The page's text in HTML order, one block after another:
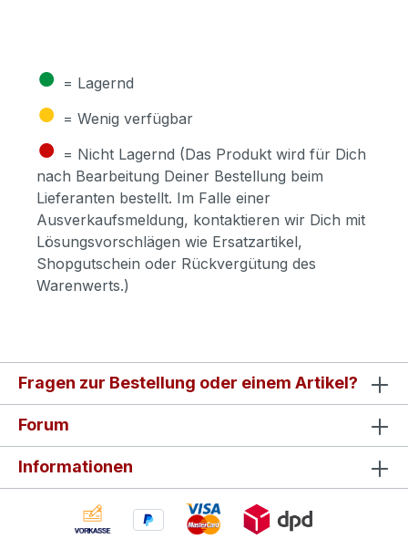
● = Lagernd
● = Wenig verfügbar
● = Nicht Lagernd (Das Produkt wird für Dich
nach Bearbeitung Deiner Bestellung beim
Lieferanten bestellt. Im Falle einer
Ausverkaufsmeldung, kontaktieren wir Dich mit
Lösungsvorschlägen wie Ersatzartikel,
Shopgutschein oder Rückvergütung des
Warenwerts.)
Fragen zur Bestellung oder einem Artikel?
Forum
Informationen